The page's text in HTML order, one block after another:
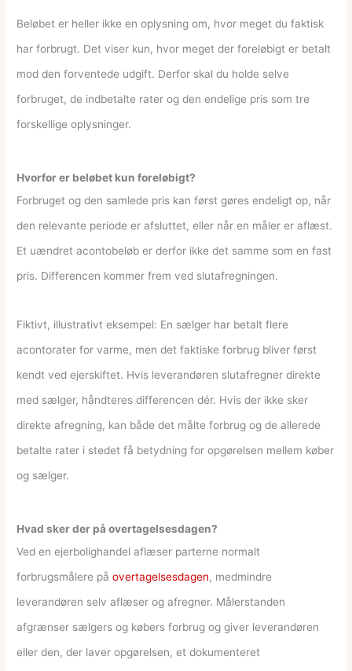
Beløbet er heller ikke en oplysning om, hvor meget du faktisk
har forbrugt. Det viser kun, hvor meget der foreløbigt er betalt
mod den forventede udgift. Derfor skal du holde selve
forbruget, de indbetalte rater og den endelige pris som tre
forskellige oplysninger.
Hvorfor er beløbet kun foreløbigt?
Forbruget og den samlede pris kan først gøres endeligt op, når
den relevante periode er afsluttet, eller når en måler er aflæst.
Et uændret acontobeløb er derfor ikke det samme som en fast
pris. Differencen kommer frem ved slutafregningen.
Fiktivt, illustrativt eksempel: En sælger har betalt flere
acontorater for varme, men det faktiske forbrug bliver først
kendt ved ejerskiftet. Hvis leverandøren slutafregner direkte
med sælger, håndteres differencen dér. Hvis der ikke sker
direkte afregning, kan både det målte forbrug og de allerede
betalte rater i stedet få betydning for opgørelsen mellem køber
og sælger.
Hvad sker der på overtagelsesdagen?
Ved en ejerbolighandel aflæser parterne normalt
forbrugsmålere påovertagelsesdagen, medmindre
leverandøren selv aflæser og afregner. Målerstanden
afgrænser sælgers og købers forbrug og giver leverandøren
eller den, der laver opgørelsen, et dokumenteret